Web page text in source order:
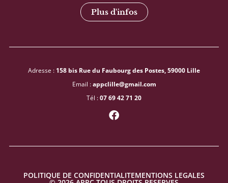
Plus d'infos
Adresse : 158 bis Rue du Faubourg des Postes, 59000 Lille
Email :appclille@gmail.com
Tél :07 69 42 71 20
F
a
o
POLITIQUE DE CONFIDENTIALITEMENTIONS LEGALES